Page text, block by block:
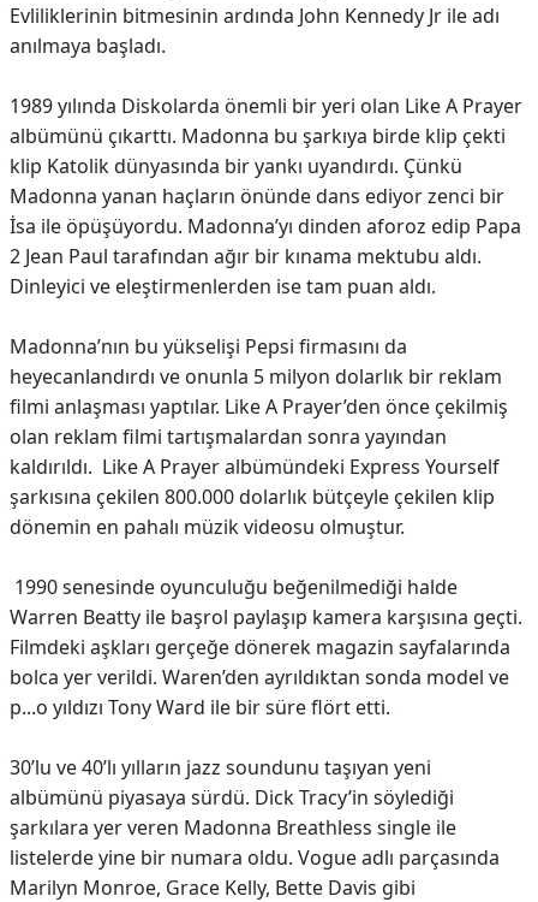
Evliliklerinin bitmesinin ardında John Kennedy Jr ile adı
anılmaya başladı.
1989 yılında Diskolarda önemli bir yeri olan Like A Prayer
albümünü çıkarttı. Madonna bu şarkıya birde klip çekti
klip Katolik dünyasında bir yankı uyandırdı. Çünkü
Madonna yanan haçların önünde dans ediyor zenci bir
İsa ile öpüşüyordu. Madonna’yı dinden aforoz edip Papa
2 Jean Paul tarafından ağır bir kınama mektubu aldı.
Dinleyici ve eleştirmenlerden ise tam puan aldı.
Madonna’nın bu yükselişi Pepsi firmasını da
heyecanlandırdı ve onunla 5 milyon dolarlık bir reklam
filmi anlaşması yaptılar. Like A Prayer’den önce çekilmiş
olan reklam filmi tartışmalardan sonra yayından
kaldırıldı. Like A Prayer albümündeki Express Yourself
şarkısına çekilen 800.000 dolarlık bütçeyle çekilen klip
dönemin en pahalı müzik videosu olmuştur.
1990 senesinde oyunculuğu beğenilmediği halde
Warren Beatty ile başrol paylaşıp kamera karşısına geçti.
Filmdeki aşkları gerçeğe dönerek magazin sayfalarında
bolca yer verildi. Waren’den ayrıldıktan sonda model ve
p...o yıldızı Tony Ward ile bir süre flört etti.
30’lu ve 40’lı yılların jazz soundunu taşıyan yeni
albümünü piyasaya sürdü. Dick Tracy’in söylediği
şarkılara yer veren Madonna Breathless single ile
listelerde yine bir numara oldu. Vogue adlı parçasında
Marilyn Monroe, Grace Kelly, Bette Davis gibi